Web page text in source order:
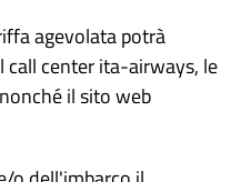
agevolata potrà
center ita-airways, le
il sito web